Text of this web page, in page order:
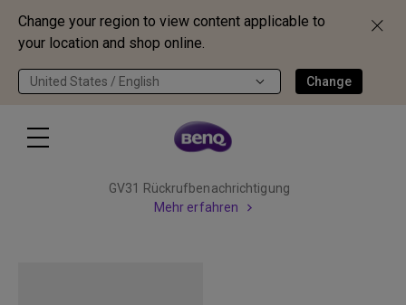
Change your region to view content applicable to
your location and shop online.
United States / English Change
GV31 Rückrufbenachrichtigung
Mehr erfahren